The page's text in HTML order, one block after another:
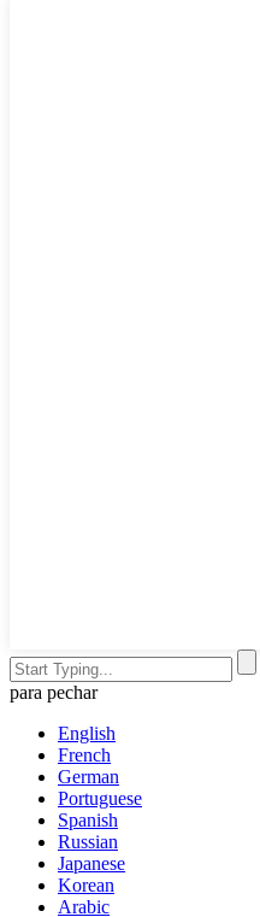
para pechar
English
French
German
Portuguese
Spanish
Russian
Japanese
Korean
Arabic